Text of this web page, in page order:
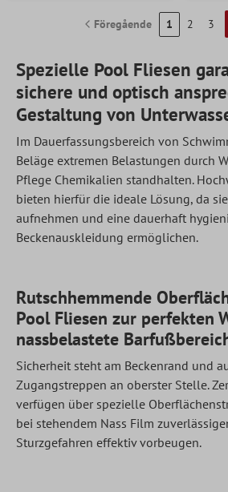
Föregående 1 2 3
Spezielle Pool Fliesen
sichere und optisch
Gestaltung von
Im Dauerfassungsbereich von
Beläge extremen Belastungen durch
Pflege Chemikalien standhalten.
bieten hierfür die ideale Lösung, da
aufnehmen und eine dauerhaft
Beckenauskleidung ermöglichen.
Rutschhemmende
Pool Fliesen zur perfekten
nassbelastete
Sicherheit steht am Beckenrand und
Zugangstreppen an oberster Stelle.
verfügen über spezielle
bei stehendem Nass Film
Sturzgefahren effektiv vorbeugen.